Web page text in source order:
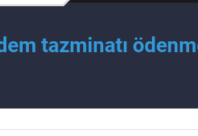
tazminatı